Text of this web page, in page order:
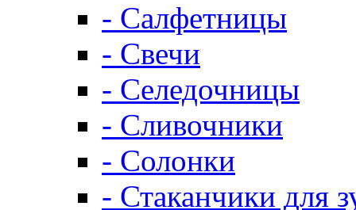
- Салфетницы
- Свечи
- Селедочницы
- Сливочники
- Солонки
- Стаканчики для